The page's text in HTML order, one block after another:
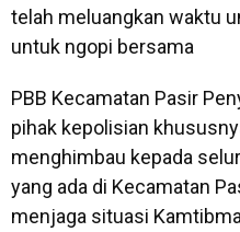
telah meluangkan waktu
untuk ngopi bersama
PBB Kecamatan Pasir
pihak kepolisian
menghimbau kepada
yang ada di Kecamatan
menjaga situasi